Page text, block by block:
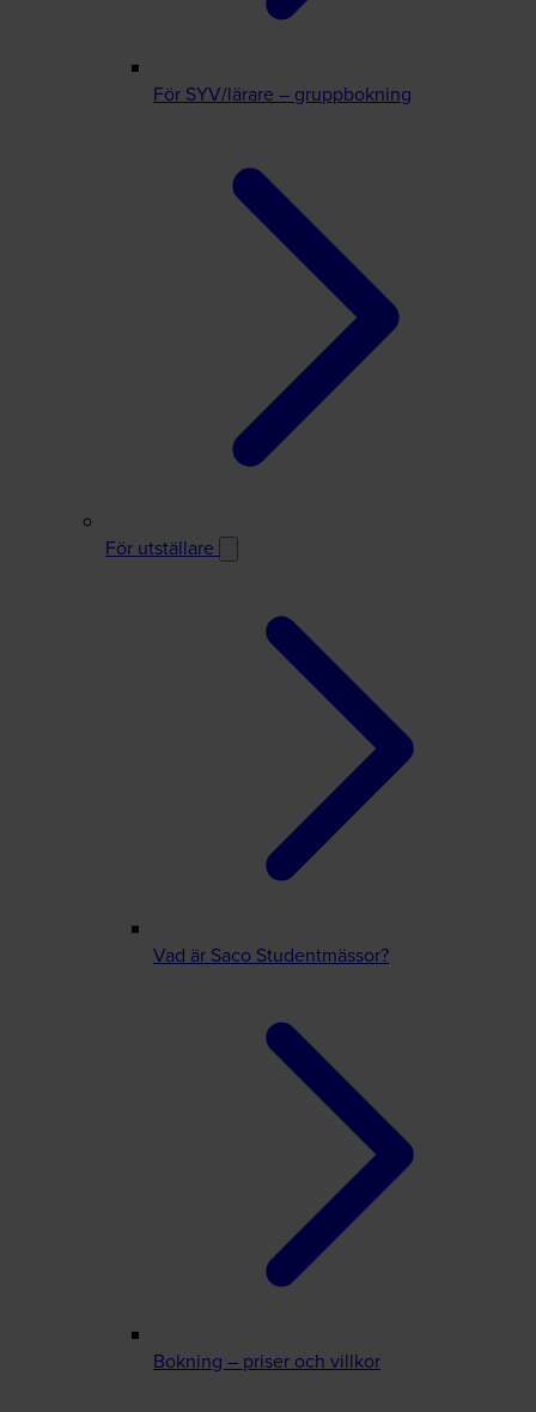
För SYV/lärare – gruppbokning
För utställare
Vad är Saco Studentmässor?
Bokning – priser och villkor